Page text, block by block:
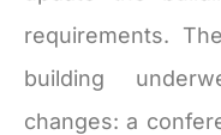
requirements.
building
changes: a